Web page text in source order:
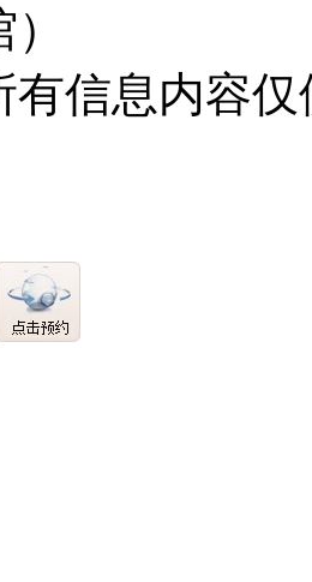
有信息内容